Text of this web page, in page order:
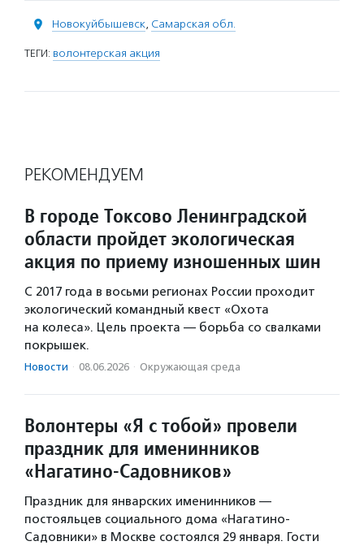
Новокуйбышевск, Самарская обл.
ТЕГИ: волонтерская акция
РЕКОМЕНДУЕМ
В городе Токсово Ленинградской
области пройдет экологическая
акция по приему изношенных шин
С 2017 года в восьми регионах России проходит
экологический командный квест «Охота
на колеса». Цель проекта — борьба со свалками
покрышек.
Новости · 08.06.2026 · Окружающая среда
Волонтеры «Я с тобой» провели
праздник для именинников
«Нагатино-Садовников»
Праздник для январских именинников —
постояльцев социального дома «Нагатино-
Садовники» в Москве состоялся 29 января. Гости